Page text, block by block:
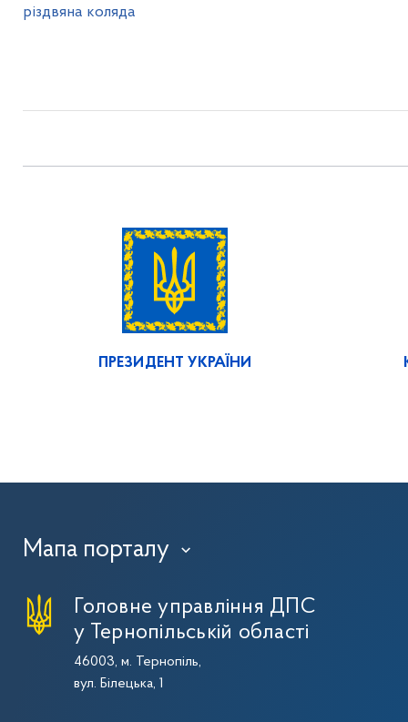
різдвяна коляда
ПРЕЗИДЕНТ УКРАЇНИ
Мапа порталу ›
Головне управління ДПС
у Тернопільській області
46003, м. Тернопіль,
вул. Білецька, 1